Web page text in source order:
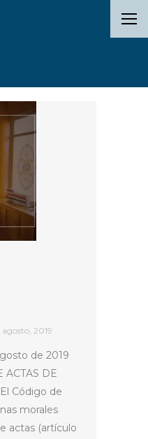
agosto, 2019
de 2019
ACTAS DE
Código de
morales
actas (artículo